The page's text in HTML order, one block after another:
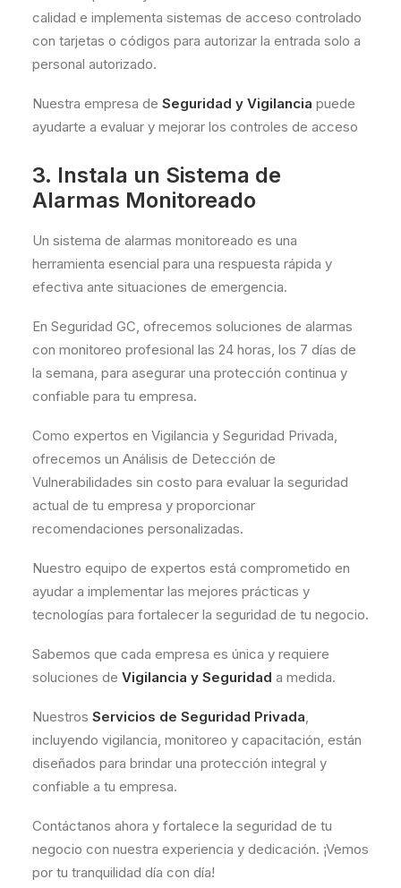
calidad e implementa sistemas de acceso controlado
con tarjetas o códigos para autorizar la entrada solo a
personal autorizado.
Nuestra empresa de Seguridad y Vigilancia puede
ayudarte a evaluar y mejorar los controles de acceso
3. Instala un Sistema de
Alarmas Monitoreado
Un sistema de alarmas monitoreado es una
herramienta esencial para una respuesta rápida y
efectiva ante situaciones de emergencia.
En Seguridad GC, ofrecemos soluciones de alarmas
con monitoreo profesional las 24 horas, los 7 días de
la semana, para asegurar una protección continua y
confiable para tu empresa.
Como expertos en Vigilancia y Seguridad Privada,
ofrecemos un Análisis de Detección de
Vulnerabilidades sin costo para evaluar la seguridad
actual de tu empresa y proporcionar
recomendaciones personalizadas.
Nuestro equipo de expertos está comprometido en
ayudar a implementar las mejores prácticas y
tecnologías para fortalecer la seguridad de tu negocio.
Sabemos que cada empresa es única y requiere
soluciones de Vigilancia y Seguridad a medida.
Nuestros Servicios de Seguridad Privada,
incluyendo vigilancia, monitoreo y capacitación, están
diseñados para brindar una protección integral y
confiable a tu empresa.
Contáctanos ahora y fortalece la seguridad de tu
negocio con nuestra experiencia y dedicación. ¡Vemos
por tu tranquilidad día con día!